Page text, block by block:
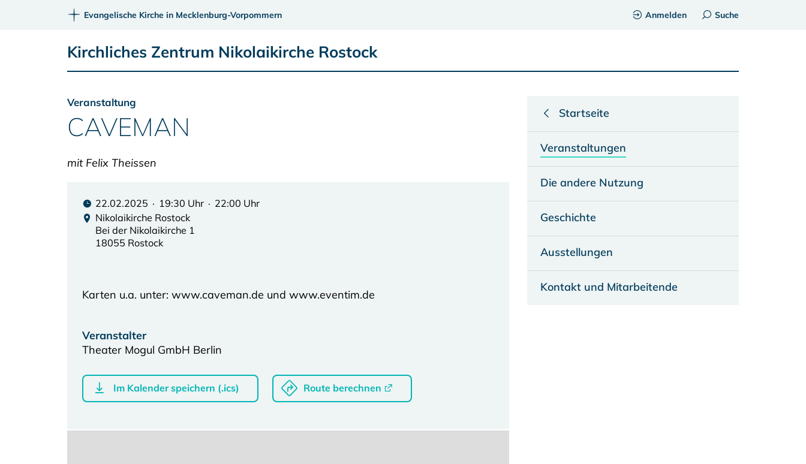
Evangelische Kirche in Mecklenburg-Vorpommern Anmelden Suche
Kirchliches Zentrum Nikolaikirche Rostock
Veranstaltung
CAVEMAN
mit Felix Theissen
22.02.2025 · 19:30 Uhr · 22:00 Uhr
Nikolaikirche Rostock
Bei der Nikolaikirche 1
18055 Rostock
Karten u.a. unter: www.caveman.de und www.eventim.de
Veranstalter
Theater Mogul GmbH Berlin
Im Kalender speichern (.ics) Route berechnen
Startseite
Veranstaltungen
Die andere Nutzung
Geschichte
Ausstellungen
Kontakt und Mitarbeitende